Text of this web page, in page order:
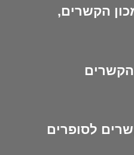
הקשרים,
הקשרים
לסופרים